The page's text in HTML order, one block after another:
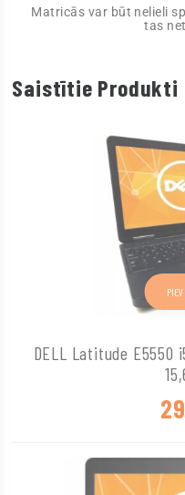
Matricās var būt nelieli
tas
Saistītie Produkti
DELL Latitude E5550